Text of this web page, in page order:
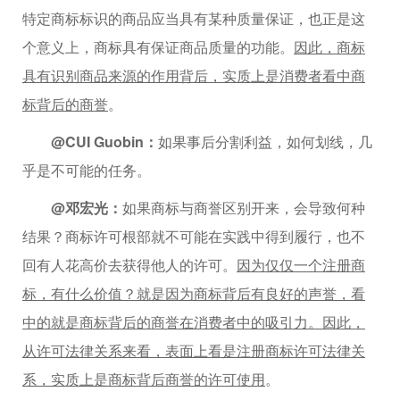
特定商标标识的商品应当具有某种质量保证，也正是这
个意义上，商标具有保证商品质量的功能。 因此，商标
具有识别商品来源的作用背后，实质上是消费者看中商
标背后的商誉。
@CUI Guobin： 如果事后分割利益，如何划线，几
乎是不可能的任务。
@邓宏光： 如果商标与商誉区别开来，会导致何种
结果？商标许可根部就不可能在实践中得到履行，也不
回有人花高价去获得他人的许可。 因为仅仅一个注册商
标，有什么价值？就是因为商标背后有良好的声誉，看
中的就是商标背后的商誉在消费者中的吸引力。因此，
从许可法律关系来看，表面上看是注册商标许可法律关
系，实质上是商标背后商誉的许可使用。